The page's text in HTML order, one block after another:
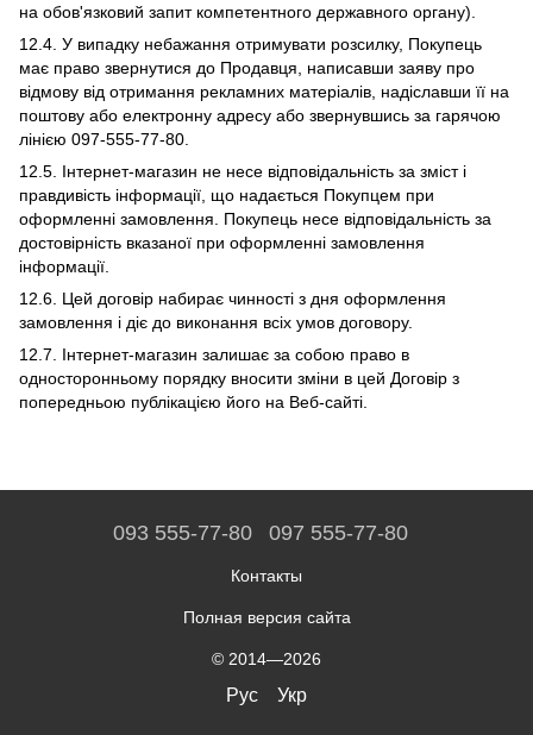
на обов'язковий запит компетентного державного органу).
12.4. У випадку небажання отримувати розсилку, Покупець
має право звернутися до Продавця, написавши заяву про
відмову від отримання рекламних матеріалів, надіславши її на
поштову або електронну адресу або звернувшись за гарячою
лінією 097-555-77-80.
12.5. Інтернет-магазин не несе відповідальність за зміст і
правдивість інформації, що надається Покупцем при
оформленні замовлення. Покупець несе відповідальність за
достовірність вказаної при оформленні замовлення
інформації.
12.6. Цей договір набирає чинності з дня оформлення
замовлення і діє до виконання всіх умов договору.
12.7. Інтернет-магазин залишає за собою право в
односторонньому порядку вносити зміни в цей Договір з
попередньою публікацією його на Веб-сайті.
093 555-77-80 097 555-77-80
Контакты
Полная версия сайта
© 2014—2026
Рус Укр